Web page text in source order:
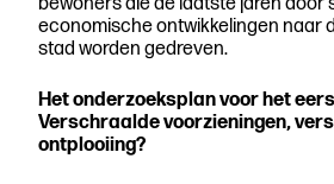
economische ontwikkelingen naar
stad worden gedreven.
Het onderzoeksplan voor het
Verschraalde voorzieningen,
ontplooiing?